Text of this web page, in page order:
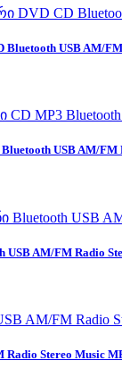
USB AM/
USB AM/FM
AM/FM Radio
Stereo Music